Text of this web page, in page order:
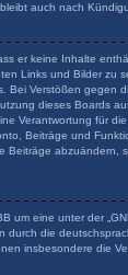
auch nach
er keine Inhalte
Links und Bilder zu
Bei Verstößen gegen
dieses Boards
Verantwortung für
Beiträge und
Beiträge
um eine unter der „
die
insbesondere die